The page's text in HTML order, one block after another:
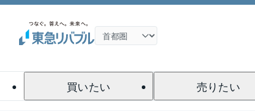
買いたい 売りたい